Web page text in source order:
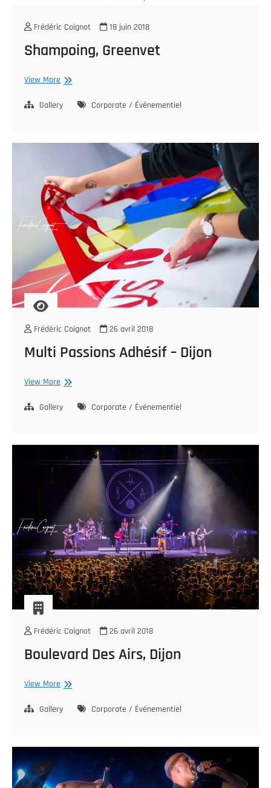
Frédéric Coignot 18 juin 2018
Shampoing, Greenvet
View MoreShampoing,
Gallery
Corporate / Événementiel
Frédéric Coignot 26 avril 2018
Multi Passions Adhésif – Dijon
View MoreMulti
Adhésif
Gallery Corporate / Événementiel
Frédéric Coignot 26 avril 2018
Boulevard Des Airs, Dijon
View MoreBoulevard
Airs,
Gallery Corporate / Événementiel